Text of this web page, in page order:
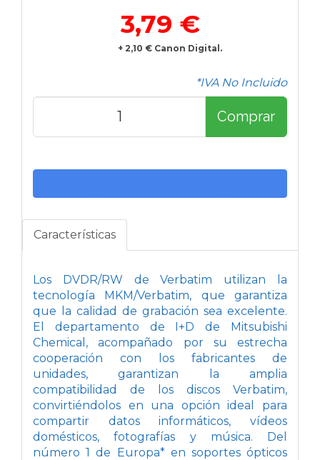
3,79 €
+ 2,10 € Canon Digital.
*IVA No Incluido
Comprar
Características
Los DVDR/RW de Verbatim utilizan la
tecnología MKM/Verbatim, que garantiza
que la calidad de grabación sea excelente.
El departamento de I+D de Mitsubishi
Chemical, acompañado por su estrecha
cooperación con los fabricantes de
unidades, garantizan la amplia
compatibilidad de los discos Verbatim,
convirtiéndolos en una opción ideal para
compartir datos informáticos, vídeos
domésticos, fotografías y música. Del
número 1 de Europa* en soportes ópticos